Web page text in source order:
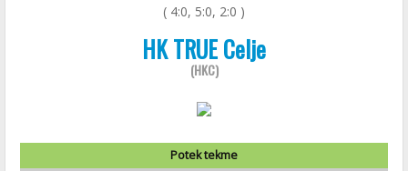
( 4:0, 5:0, 2:0 )
HK TRUE Celje
(HKC)
Potek tekme